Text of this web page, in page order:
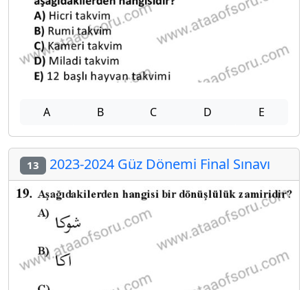
A B C D E
13 2023-2024 Güz Dönemi Final Sınavı